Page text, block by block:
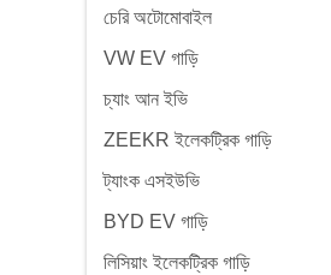
চেরি অটোমোবাইল
VW EV গাড়ি
চ্যাং আন ইভি
ZEEKR ইলেকট্রিক গাড়ি
ট্যাংক এসইউভি
BYD EV গাড়ি
লিসিয়াং ইলেকট্রিক গাড়ি